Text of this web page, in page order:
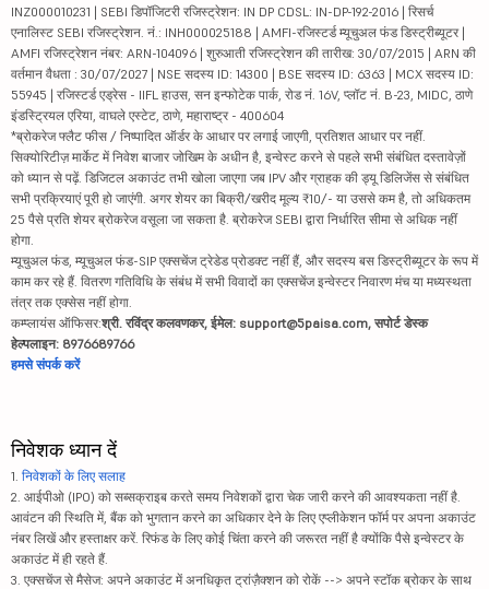
INZ000010231 | SEBI डिपॉजिटरी रजिस्ट्रेशन: IN DP CDSL: IN-DP-192-2016 | रिसर्च
एनालिस्ट SEBI रजिस्ट्रेशन. नं.: INH000025188 | AMFI-रजिस्टर्ड म्यूचुअल फंड डिस्ट्रीब्यूटर |
AMFI रजिस्ट्रेशन नंबर: ARN-104096 | शुरुआती रजिस्ट्रेशन की तारीख: 30/07/2015 | ARN की
वर्तमान वैधता : 30/07/2027 | NSE सदस्य ID: 14300 | BSE सदस्य ID: 6363 | MCX सदस्य ID:
55945 | रजिस्टर्ड एड्रेस - IIFL हाउस, सन इन्फोटेक पार्क, रोड नं. 16V, प्लॉट नं. B-23, MIDC, ठाणे
इंडस्ट्रियल एरिया, वाघले एस्टेट, ठाणे, महाराष्ट्र - 400604
*ब्रोकरेज फ्लैट फीस / निष्पादित ऑर्डर के आधार पर लगाई जाएगी, प्रतिशत आधार पर नहीं.
सिक्योरिटीज़ मार्केट में निवेश बाजार जोखिम के अधीन है, इन्वेस्ट करने से पहले सभी संबंधित दस्तावेज़ों
को ध्यान से पढ़ें. डिजिटल अकाउंट तभी खोला जाएगा जब IPV और ग्राहक की ड्यू डिलिजेंस से संबंधित
सभी प्रक्रियाएं पूरी हो जाएंगी. अगर शेयर का बिक्री/खरीद मूल्य ₹10/- या उससे कम है, तो अधिकतम
25 पैसे प्रति शेयर ब्रोकरेज वसूला जा सकता है. ब्रोकरेज SEBI द्वारा निर्धारित सीमा से अधिक नहीं
होगा.
म्यूचुअल फंड, म्यूचुअल फंड-SIP एक्सचेंज ट्रेडेड प्रोडक्ट नहीं हैं, और सदस्य बस डिस्ट्रीब्यूटर के रूप में
काम कर रहे हैं. वितरण गतिविधि के संबंध में सभी विवादों का एक्सचेंज इन्वेस्टर निवारण मंच या मध्यस्थता
तंत्र तक एक्सेस नहीं होगा.
कम्प्लायंस ऑफिसर:श्री. रविंद्र कलवणकर, ईमेल: support@5paisa.com, सपोर्ट डेस्क
हेल्पलाइन: 8976689766
हमसे संपर्क करें
निवेशक ध्यान दें
1. निवेशकों के लिए सलाह
2. आईपीओ (IPO) को सब्सक्राइब करते समय निवेशकों द्वारा चेक जारी करने की आवश्यकता नहीं है.
आवंटन की स्थिति में, बैंक को भुगतान करने का अधिकार देने के लिए एप्लीकेशन फॉर्म पर अपना अकाउंट
नंबर लिखें और हस्ताक्षर करें. रिफंड के लिए कोई चिंता करने की जरूरत नहीं है क्योंकि पैसे इन्वेस्टर के
अकाउंट में ही रहते हैं.
3. एक्सचेंज से मैसेज: अपने अकाउंट में अनधिकृत ट्रांज़ैक्शन को रोकें --> अपने स्टॉक ब्रोकर के साथ